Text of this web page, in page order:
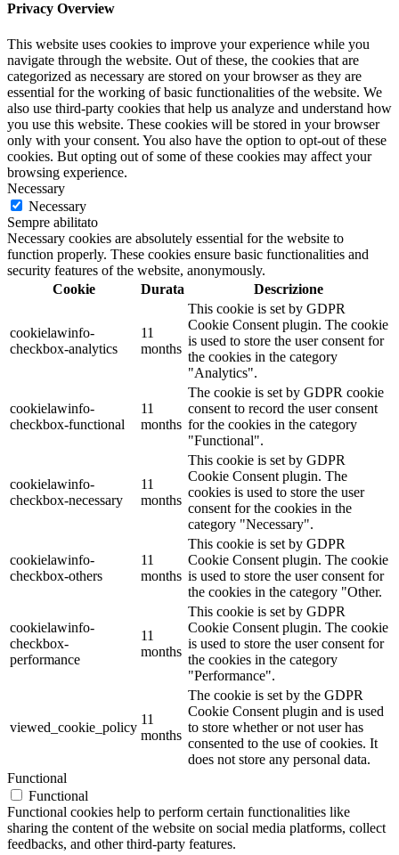
Privacy Overview
This website uses cookies to improve your experience while you
navigate through the website. Out of these, the cookies that are
categorized as necessary are stored on your browser as they are
essential for the working of basic functionalities of the website. We
also use third-party cookies that help us analyze and understand how
you use this website. These cookies will be stored in your browser
only with your consent. You also have the option to opt-out of these
cookies. But opting out of some of these cookies may affect your
browsing experience.
Necessary
Necessary
Sempre abilitato
Necessary cookies are absolutely essential for the website to
function properly. These cookies ensure basic functionalities and
security features of the website, anonymously.
Cookie
Durata Descrizione
cookielawinfo-
checkbox-analytics
11
months
This cookie is set by GDPR
Cookie Consent plugin. The cookie
is used to store the user consent for
the cookies in the category
"Analytics".
cookielawinfo-
checkbox-functional
11
months
The cookie is set by GDPR cookie
consent to record the user consent
for the cookies in the category
"Functional".
cookielawinfo-
checkbox-necessary
11
months
This cookie is set by GDPR
Cookie Consent plugin. The
cookies is used to store the user
consent for the cookies in the
category "Necessary".
cookielawinfo-
checkbox-others
11
months
This cookie is set by GDPR
Cookie Consent plugin. The cookie
is used to store the user consent for
the cookies in the category "Other.
cookielawinfo-
checkbox-
performance
11
months
This cookie is set by GDPR
Cookie Consent plugin. The cookie
is used to store the user consent for
the cookies in the category
"Performance".
viewed_cookie_policy
11
months
The cookie is set by the GDPR
Cookie Consent plugin and is used
to store whether or not user has
consented to the use of cookies. It
does not store any personal data.
Functional
Functional
Functional cookies help to perform certain functionalities like
sharing the content of the website on social media platforms, collect
feedbacks, and other third-party features.